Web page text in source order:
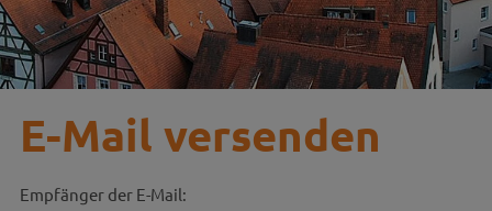
E-Mail versenden
Empfänger der E-Mail: